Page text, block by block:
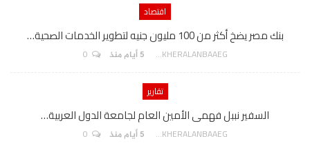
اقتصاد
بنك مصر يضخ أكثر من 100 مليون جنيه لتطوير الخدمات الصحية…
AKHERALANBAAEG 5 أيام منذ
تقارير
السفير نببل فهمى الأمين العام لجامعة الدول العربية…
AKHERALANBAAEG 5 أيام منذ